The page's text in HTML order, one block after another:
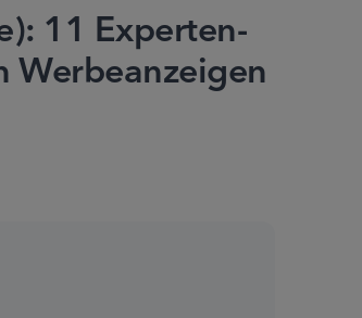
11 Experten-
Werbeanzeigen